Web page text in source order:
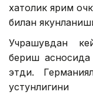
хатолик ярим
билан
Учрашувдан
бериш
этди.